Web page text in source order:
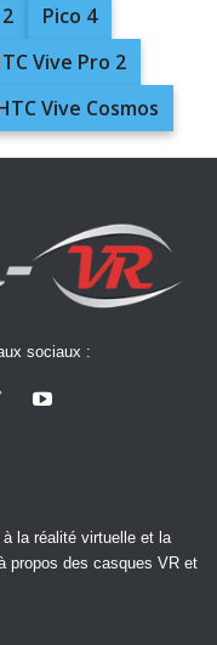
Pico 4
Vive Pro 2
Vive Cosmos
sociaux :
la réalité virtuelle et la
propos des casques VR et